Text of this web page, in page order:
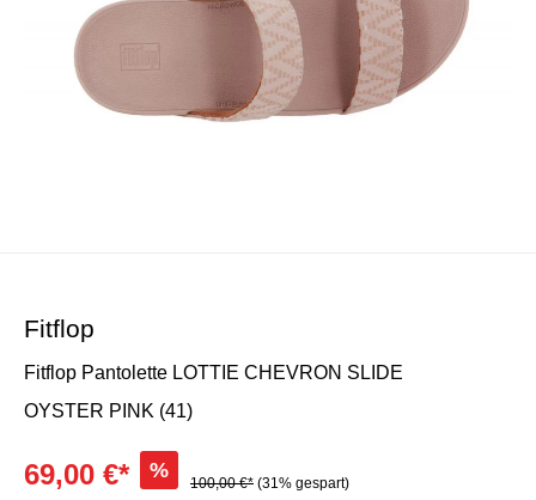
Fitflop
Fitflop Pantolette LOTTIE CHEVRON SLIDE
OYSTER PINK (41)
69,00 €* %
100,00 €* (31% gespart)